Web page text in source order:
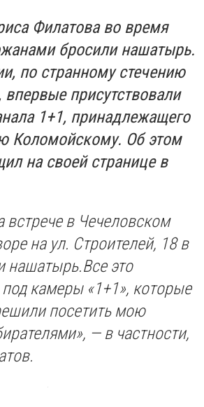
Филатова во время
бросили нашатырь.
по странному стечению
впервые присутствовали
1+1, принадлежащего
Коломойскому. Об этом
на своей странице в
встрече в Чечеловском
на ул. Строителей, 18 в
нашатырь.Все это
камеры «1+1», которые
посетить мою
— в частности,